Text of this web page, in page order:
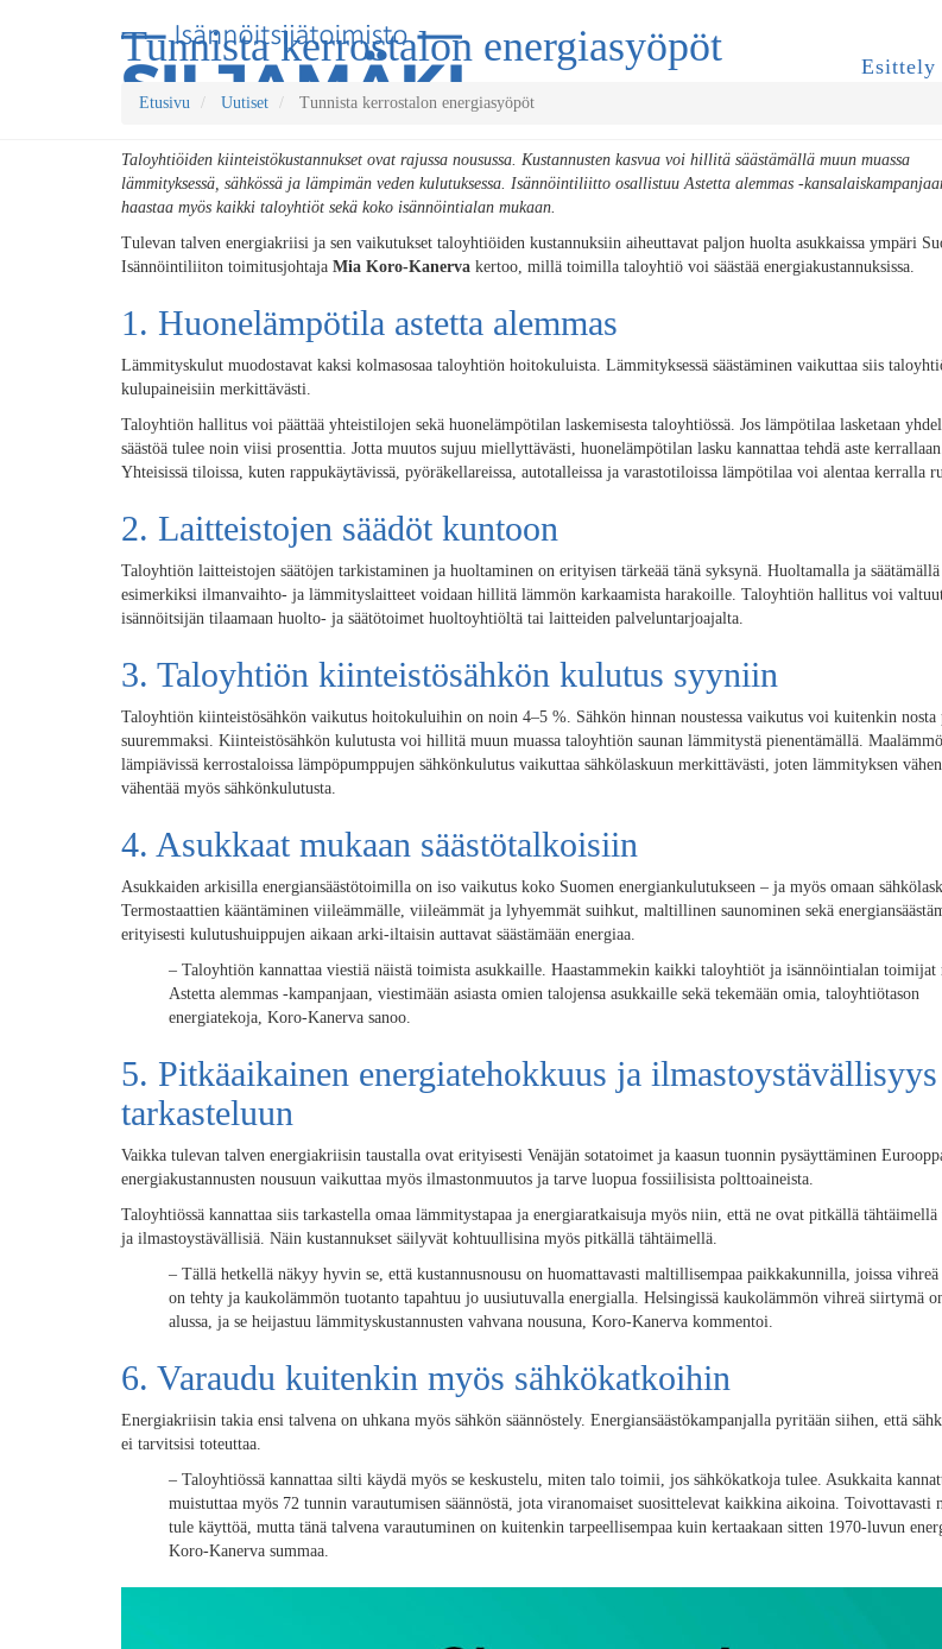
Esittely
Tunnista kerrostalon energiasyöpöt
Etusivu Uutiset Tunnista kerrostalon energiasyöpöt
Taloyhtiöiden kiinteistökustannukset ovat rajussa nousussa. Kustannusten kasvua voi hillitä säästämällä muun muassa
lämmityksessä, sähkössä ja lämpimän veden kulutuksessa. Isännöintiliitto osallistuu Astetta alemmas -
haastaa myös kaikki taloyhtiöt sekä koko isännöintialan mukaan.
Tulevan talven energiakriisi ja sen vaikutukset taloyhtiöiden kustannuksiin aiheuttavat paljon huolta asukkaissa ympäri
Isännöintiliiton toimitusjohtaja Mia Koro-Kanerva kertoo, millä toimilla taloyhtiö voi säästää energiakustannuksissa.
1. Huonelämpötila astetta alemmas
Lämmityskulut muodostavat kaksi kolmasosaa taloyhtiön hoitokuluista. Lämmityksessä säästäminen vaikuttaa siis
kulupaineisiin merkittävästi.
Taloyhtiön hallitus voi päättää yhteistilojen sekä huonelämpötilan laskemisesta taloyhtiössä. Jos lämpötilaa lasketaan
säästöä tulee noin viisi prosenttia. Jotta muutos sujuu miellyttävästi, huonelämpötilan lasku kannattaa tehdä aste
Yhteisissä tiloissa, kuten rappukäytävissä, pyöräkellareissa, autotalleissa ja varastotiloissa lämpötilaa voi alentaa kerralla
2. Laitteistojen säädöt kuntoon
Taloyhtiön laitteistojen säätöjen tarkistaminen ja huoltaminen on erityisen tärkeää tänä syksynä. Huoltamalla ja säätämällä
esimerkiksi ilmanvaihto- ja lämmityslaitteet voidaan hillitä lämmön karkaamista harakoille. Taloyhtiön hallitus voi
isännöitsijän tilaamaan huolto- ja säätötoimet huoltoyhtiöltä tai laitteiden palveluntarjoajalta.
3. Taloyhtiön kiinteistösähkön kulutus syyniin
Taloyhtiön kiinteistösähkön vaikutus hoitokuluihin on noin 4–5 %. Sähkön hinnan noustessa vaikutus voi kuitenkin nosta
suuremmaksi. Kiinteistösähkön kulutusta voi hillitä muun muassa taloyhtiön saunan lämmitystä pienentämällä.
lämpiävissä kerrostaloissa lämpöpumppujen sähkönkulutus vaikuttaa sähkölaskuun merkittävästi, joten lämmityksen
vähentää myös sähkönkulutusta.
4. Asukkaat mukaan säästötalkoisiin
Asukkaiden arkisilla energiansäästötoimilla on iso vaikutus koko Suomen energiankulutukseen – ja myös omaan
Termostaattien kääntäminen viileämmälle, viileämmät ja lyhyemmät suihkut, maltillinen saunominen sekä
erityisesti kulutushuippujen aikaan arki-iltaisin auttavat säästämään energiaa.
– Taloyhtiön kannattaa viestiä näistä toimista asukkaille. Haastammekin kaikki taloyhtiöt ja isännöintialan toimijat
Astetta alemmas -kampanjaan, viestimään asiasta omien talojensa asukkaille sekä tekemään omia, taloyhtiötason
energiatekoja, Koro-Kanerva sanoo.
5. Pitkäaikainen energiatehokkuus ja ilmastoystävällisyys
tarkasteluun
Vaikka tulevan talven energiakriisin taustalla ovat erityisesti Venäjän sotatoimet ja kaasun tuonnin pysäyttäminen
energiakustannusten nousuun vaikuttaa myös ilmastonmuutos ja tarve luopua fossiilisista polttoaineista.
Taloyhtiössä kannattaa siis tarkastella omaa lämmitystapaa ja energiaratkaisuja myös niin, että ne ovat pitkällä
ja ilmastoystävällisiä. Näin kustannukset säilyvät kohtuullisina myös pitkällä tähtäimellä.
– Tällä hetkellä näkyy hyvin se, että kustannusnousu on huomattavasti maltillisempaa paikkakunnilla, joissa
on tehty ja kaukolämmön tuotanto tapahtuu jo uusiutuvalla energialla. Helsingissä kaukolämmön vihreä siirtymä
alussa, ja se heijastuu lämmityskustannusten vahvana nousuna, Koro-Kanerva kommentoi.
6. Varaudu kuitenkin myös sähkökatkoihin
Energiakriisin takia ensi talvena on uhkana myös sähkön säännöstely. Energiansäästökampanjalla pyritään siihen, että
ei tarvitsisi toteuttaa.
– Taloyhtiössä kannattaa silti käydä myös se keskustelu, miten talo toimii, jos sähkökatkoja tulee. Asukkaita
muistuttaa myös 72 tunnin varautumisen säännöstä, jota viranomaiset suosittelevat kaikkina aikoina. Toivottavasti
tule käyttöä, mutta tänä talvena varautuminen on kuitenkin tarpeellisempaa kuin kertaakaan sitten 1970-luvun
Koro-Kanerva summaa.